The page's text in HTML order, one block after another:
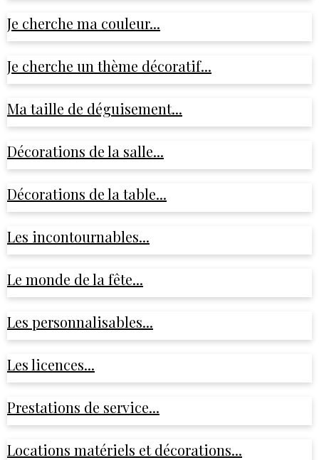
Je cherche ma couleur...
Je cherche un thème décoratif...
Ma taille de déguisement...
Décorations de la salle...
Décorations de la table...
Les incontournables...
Le monde de la fête...
Les personnalisables...
Les licences...
Prestations de service...
Locations matériels et décorations...